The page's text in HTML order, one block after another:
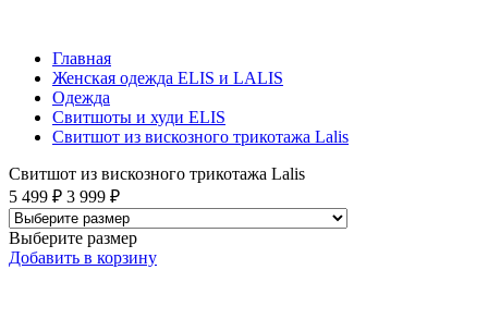
Главная
Женская одежда ELIS и LALIS
Одежда
Свитшоты и худи ELIS
Свитшот из вискозного трикотажа Lalis
Свитшот из вискозного трикотажа Lalis
5 499 ₽ 3 999 ₽
Выберите размер
Добавить в корзину